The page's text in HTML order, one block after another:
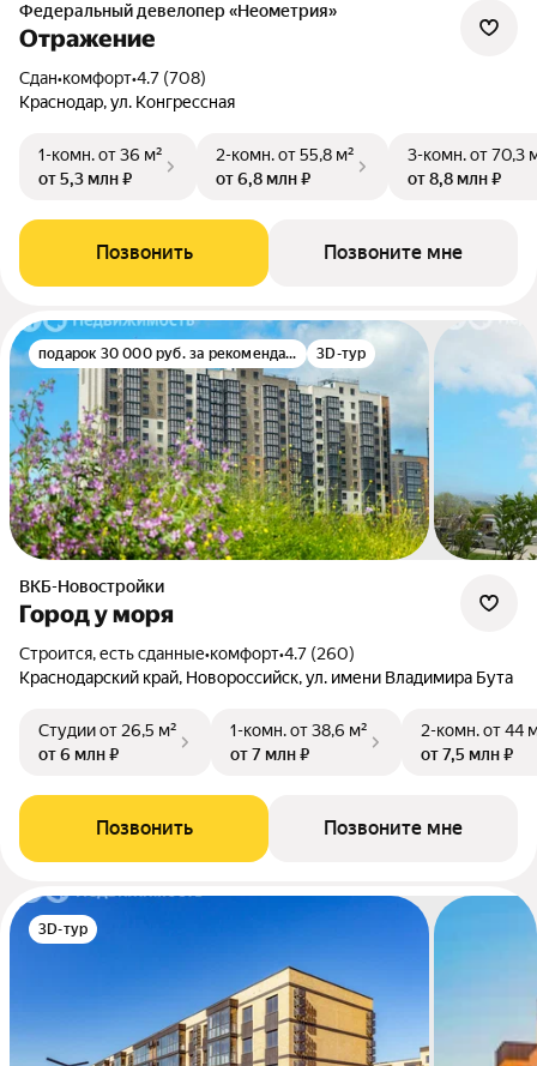
Федеральный девелопер «Неометрия»
Отражение
Сдан•комфорт•4.7 (708)
Краснодар, ул. Конгрессная
1-комн.от 36 м²
от 5,3 млн ₽
2-комн.от 55,8 м²
от 6,8 млн ₽
3-комн.от 70,3
от 8,8 млн ₽
Позвонить Позвоните мне
подарок 30 000 руб. за рекомендацию 3D-тур
ВКБ-Новостройки
Город у моря
Строится, есть сданные•комфорт•4.7 (260)
Краснодарский край, Новороссийск, ул. имени Владимира Бута
Студииот 26,5 м²
от 6 млн ₽
1-комн.от 38,6 м²
от 7 млн ₽
2-комн.от 44
от 7,5 млн ₽
Позвонить Позвоните мне
3D-тур